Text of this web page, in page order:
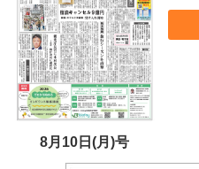
8月10日(月)号